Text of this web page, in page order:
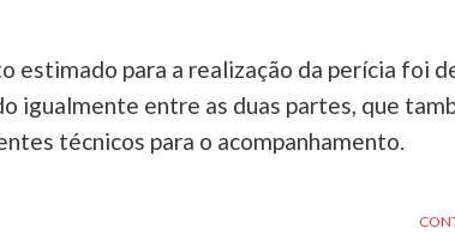
estimado para a realização da perícia foi
igualmente entre as duas partes, que
técnicos para o acompanhamento.